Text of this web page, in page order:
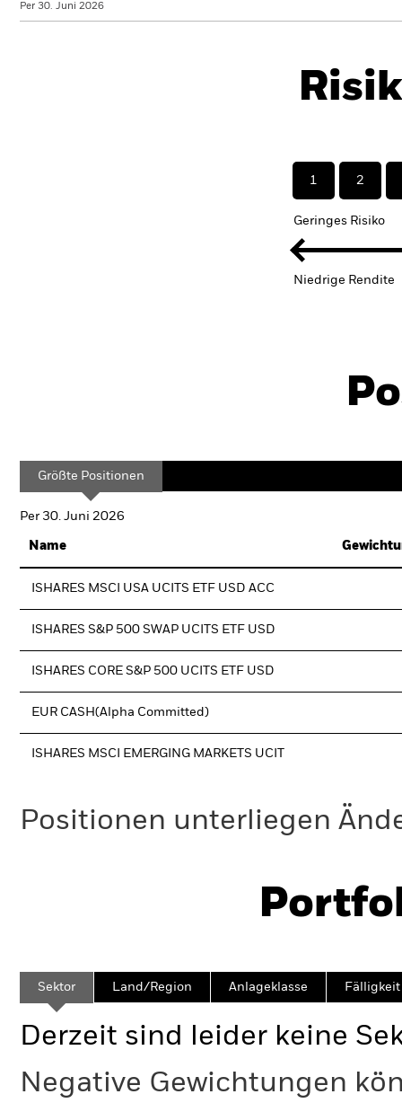
Per 30. Juni 2026
1 2
Geringes Risiko
Niedrige Rendite
Größte Positionen
Per 30. Juni 2026
Name
ISHARES MSCI USA UCITS ETF USD ACC
ISHARES S&P 500 SWAP UCITS ETF USD
ISHARES CORE S&P 500 UCITS ETF USD
EUR CASH(Alpha Committed)
ISHARES MSCI EMERGING MARKETS UCIT
Positionen unterliegen
Sektor Land/Region Anlageklasse Fälligkeit
Derzeit sind leider keine
Negative Gewichtungen